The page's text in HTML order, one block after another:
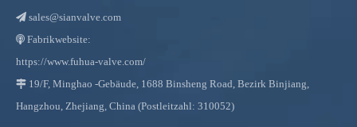
 sales@sianvalve.com
 Fabrikwebsite:
https://www.fuhua-valve.com/
 19/F, Minghao -Gebäude, 1688 Binsheng Road, Bezirk Binjiang,
Hangzhou, Zhejiang, China (Postleitzahl: 310052)